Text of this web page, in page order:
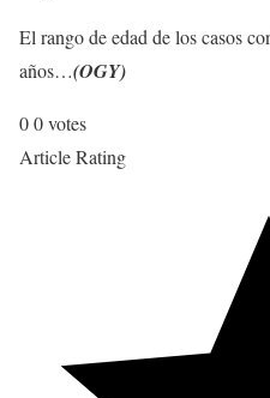
El rango de edad de los casos
años…(OGY)
00votes
Article Rating